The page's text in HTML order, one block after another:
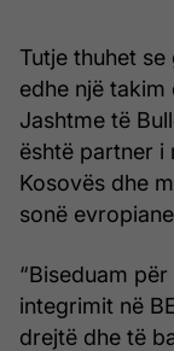
Tutje thuhet
edhe një takim
Jashtme të
është partner i
Kosovës dhe
sonë
“Biseduam
integrimit në
drejtë dhe të